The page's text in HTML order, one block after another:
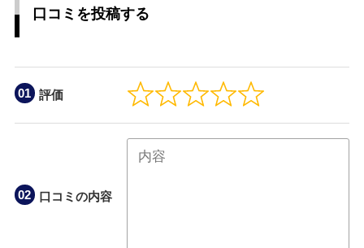
口コミを投稿する
評価
口コミの内容